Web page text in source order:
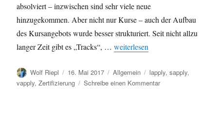
absolviert – inzwischen sind sehr viele neue
hinzugekommen. Aber nicht nur Kurse – auch der Aufbau
des Kursangebots wurde besser strukturiert. Seit nicht allzu
langer Zeit gibt es „Tracks“, …„R-Zertifizierung: R
weiterlesen
Autor
Wolf Riepl
Veröffentlicht
am
16. Mai 2017 Kategorien
Allgemein Schlagwörter
lapply,sapply,
vapply,Zertifizierung Schreibe einen Kommentarzu